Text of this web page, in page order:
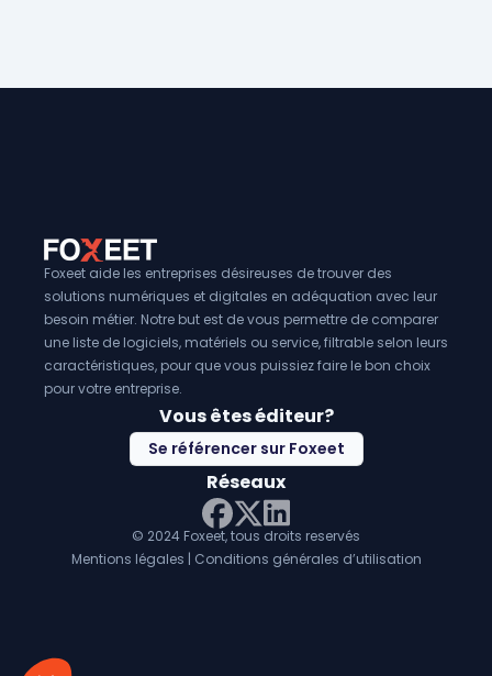
Foxeet aide les entreprises désireuses de trouver des
solutions numériques et digitales en adéquation avec leur
besoin métier. Notre but est de vous permettre de comparer
une liste de logiciels, matériels ou service, filtrable selon leurs
caractéristiques, pour que vous puissiez faire le bon choix
pour votre entreprise.
Vous êtes éditeur?
Se référencer sur Foxeet
Réseaux
Facebook
Twitter X
LinkedIn
© 2024 Foxeet, tous droits reservés
Mentions légales | Conditions générales d’utilisation